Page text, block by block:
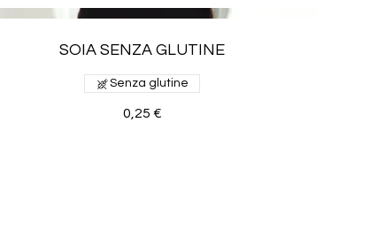
SOIA SENZA GLUTINE
0,25 €
Senza glutine